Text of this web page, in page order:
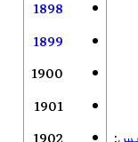
1898
1899
1900
1901